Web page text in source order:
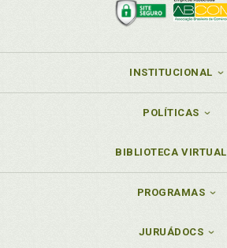
INSTITUCIONAL
POLÍTICAS
BIBLIOTECA VIRTUAL
PROGRAMAS
JURUÁDOCS